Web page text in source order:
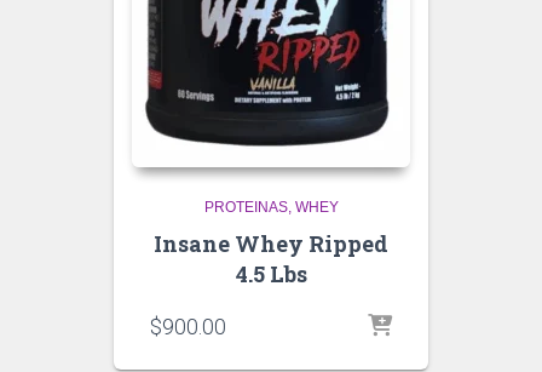
PROTEINAS WHEY
Insane Whey Ripped
4.5 Lbs
$900.00